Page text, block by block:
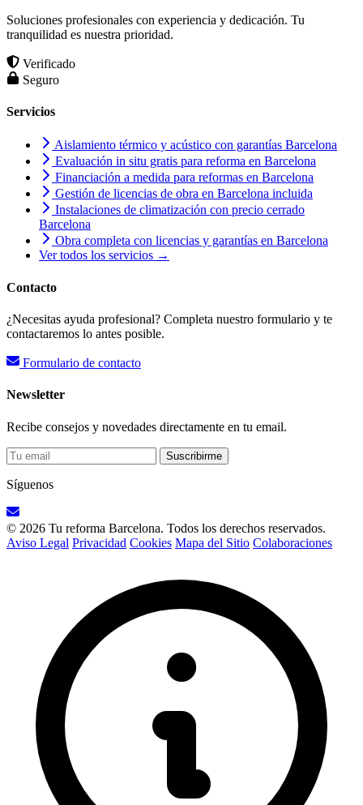
Soluciones profesionales con experiencia y dedicación. Tu
tranquilidad es nuestra prioridad.
Verificado
Seguro
Servicios
Aislamiento térmico y acústico con garantías Barcelona
Evaluación in situ gratis para reforma en Barcelona
Financiación a medida para reformas en Barcelona
Gestión de licencias de obra en Barcelona incluida
Instalaciones de climatización con precio cerrado
Barcelona
Obra completa con licencias y garantías en Barcelona
Ver todos los servicios →
Contacto
¿Necesitas ayuda profesional? Completa nuestro formulario y te
contactaremos lo antes posible.
Formulario de contacto
Newsletter
Recibe consejos y novedades directamente en tu email.
Suscribirme
Síguenos
© 2026 Tu reforma Barcelona. Todos los derechos reservados.
Aviso Legal Privacidad Cookies Mapa del Sitio Colaboraciones